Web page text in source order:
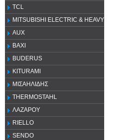
TCL
MITSUBISHI ELECTRIC & HEAVY
AUX
ΒΑΧΙ
BUDERUS
KITURAMI
ΜΙΣΑΗΛΙΔΗΣ
THERMOSTAHL
ΛΑΖΑΡΟΥ
RIELLO
SENDO